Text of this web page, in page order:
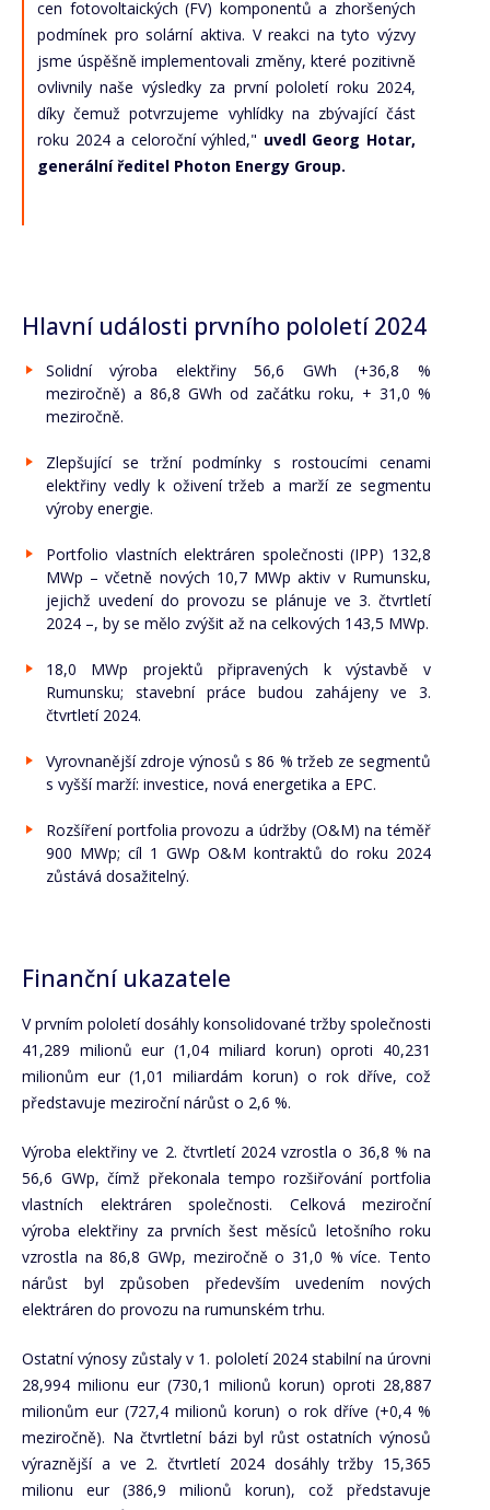
cen fotovoltaických (FV) komponentů a zhoršených
podmínek pro solární aktiva. V reakci na tyto výzvy
jsme úspěšně implementovali změny, které pozitivně
ovlivnily naše výsledky za první pololetí roku 2024,
díky čemuž potvrzujeme vyhlídky na zbývající část
roku 2024 a celoroční výhled," uvedl Georg Hotar,
generální ředitel Photon Energy Group.
Hlavní události prvního pololetí 2024
Solidní výroba elektřiny 56,6 GWh (+36,8 %
meziročně) a 86,8 GWh od začátku roku, + 31,0 %
meziročně.
Zlepšující se tržní podmínky s rostoucími cenami
elektřiny vedly k oživení tržeb a marží ze segmentu
výroby energie.
Portfolio vlastních elektráren společnosti (IPP) 132,8
MWp – včetně nových 10,7 MWp aktiv v Rumunsku,
jejichž uvedení do provozu se plánuje ve 3. čtvrtletí
2024 –, by se mělo zvýšit až na celkových 143,5 MWp.
18,0 MWp projektů připravených k výstavbě v
Rumunsku; stavební práce budou zahájeny ve 3.
čtvrtletí 2024.
Vyrovnanější zdroje výnosů s 86 % tržeb ze segmentů
s vyšší marží: investice, nová energetika a EPC.
Rozšíření portfolia provozu a údržby (O&M) na téměř
900 MWp; cíl 1 GWp O&M kontraktů do roku 2024
zůstává dosažitelný.
Finanční ukazatele
V prvním pololetí dosáhly konsolidované tržby společnosti
41,289 milionů eur (1,04 miliard korun) oproti 40,231
milionům eur (1,01 miliardám korun) o rok dříve, což
představuje meziroční nárůst o 2,6 %.
Výroba elektřiny ve 2. čtvrtletí 2024 vzrostla o 36,8 % na
56,6 GWp, čímž překonala tempo rozšiřování portfolia
vlastních elektráren společnosti. Celková meziroční
výroba elektřiny za prvních šest měsíců letošního roku
vzrostla na 86,8 GWp, meziročně o 31,0 % více. Tento
nárůst byl způsoben především uvedením nových
elektráren do provozu na rumunském trhu.
Ostatní výnosy zůstaly v 1. pololetí 2024 stabilní na úrovni
28,994 milionu eur (730,1 milionů korun) oproti 28,887
milionům eur (727,4 milionů korun) o rok dříve (+0,4 %
meziročně). Na čtvrtletní bázi byl růst ostatních výnosů
výraznější a ve 2. čtvrtletí 2024 dosáhly tržby 15,365
milionu eur (386,9 milionů korun), což představuje